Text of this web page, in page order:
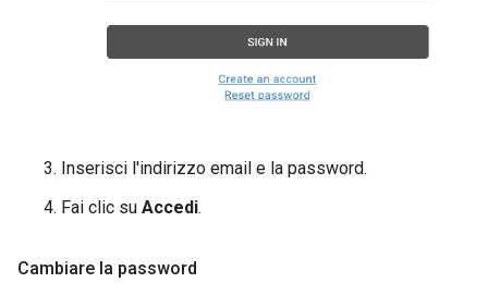
Inserisci l'indirizzo email e la password.
Fai clic su Accedi.
Cambiare la password